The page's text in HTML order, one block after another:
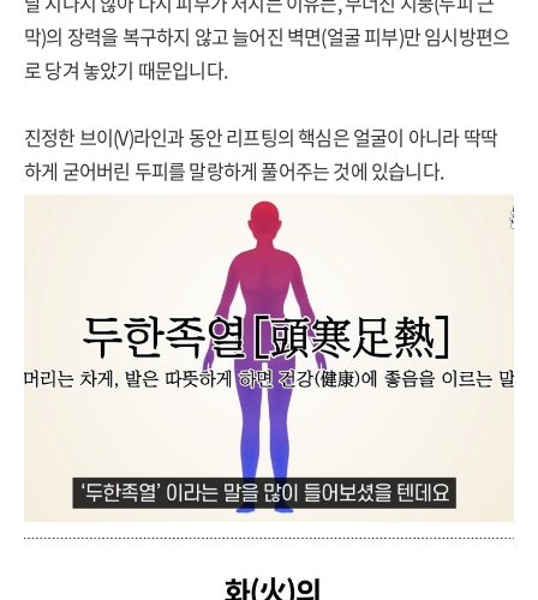
막)의 장력을 복구하지 않고 늘어진 벽면(얼굴 피부)만 임시방편으
로 당겨 놓았기 때문입니다.
진정한 브이(V)라인과 동안 리프팅의 핵심은 얼굴이 아니라 딱딱
하게 굳어버린 두피를 말랑하게 풀어주는 것에 있습니다.